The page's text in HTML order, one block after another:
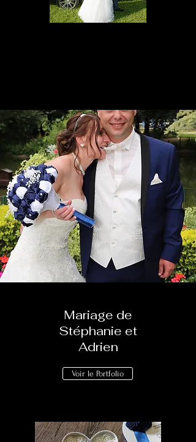
Mariage de
Stéphanie et
Adrien
Voir le Portfolio